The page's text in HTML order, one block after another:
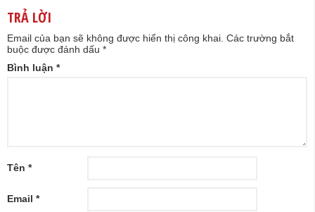
TRẢ LỜI
Email của bạn sẽ không được hiển thị công khai. Các trường bắt
buộc được đánh dấu *
Bình luận *
Tên *
Email *